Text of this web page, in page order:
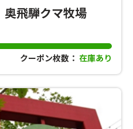
奥飛騨クマ牧場
クーポン枚数： 在庫あり